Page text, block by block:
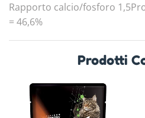
Rapporto calcio/fosforo
= 46,6%
Prodotti